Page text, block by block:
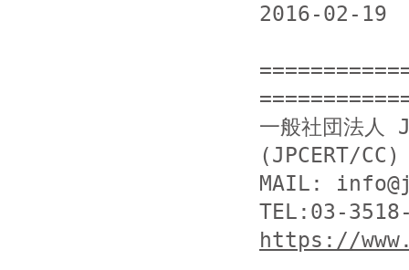
2016-02-19
一般社団法人
(JPCERT/CC)
MAIL:
https://